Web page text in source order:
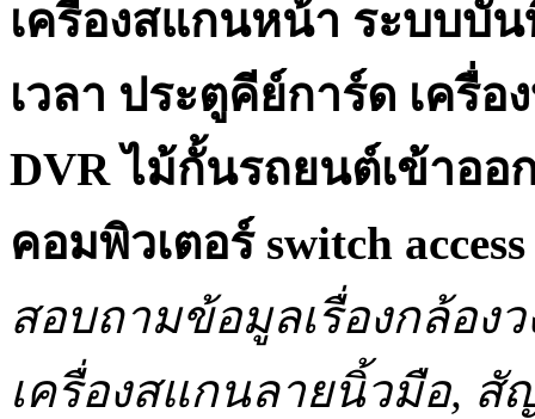
เครื่องสแกนหน้า ระบบบัน
เวลา ประตูคีย์การ์ด เครื่
DVR ไม้กั้นรถยนต์เข้าออ
คอมพิวเตอร์ switch
สอบถามข้อมูลเรื่องกล้อง
เครื่องสแกนลายนิ้วมือ,